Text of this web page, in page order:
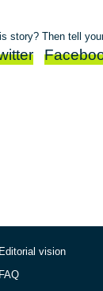
story? Then tell
Editorial vision
FAQ